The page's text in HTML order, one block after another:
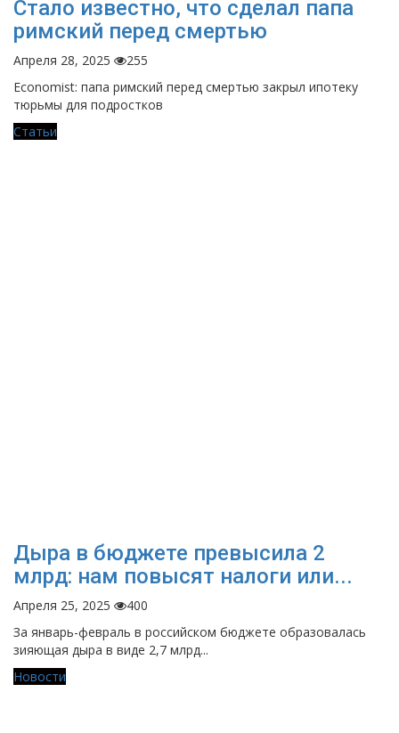
Стало известно, что сделал папа
римский перед смертью
Апреля 28, 2025
255
Economist: папа римский перед смертью закрыл ипотеку
тюрьмы для подростков
Статьи
Дыра в бюджете превысила 2
млрд: нам повысят налоги или...
Апреля 25, 2025
400
За январь-февраль в российском бюджете образовалась
зияющая дыра в виде 2,7 млрд...
Новости